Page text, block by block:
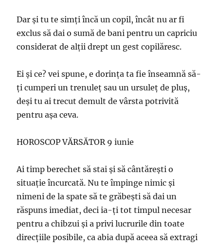
Dar şi tu te simţi încă un copil, încât nu ar fi
exclus să dai o sumă de bani pentru un capriciu
considerat de alţii drept un gest copilăresc.
Ei şi ce? vei spune, e dorinţa ta fie înseamnă să-
ţi cumperi un trenuleţ sau un ursuleţ de pluş,
deşi tu ai trecut demult de vârsta potrivită
pentru aşa ceva.
HOROSCOP VĂRSĂTOR 9 iunie
Ai timp berechet să stai şi să cântăreşti o
situaţie încurcată. Nu te împinge nimic şi
nimeni de la spate să te grăbeşti să dai un
răspuns imediat, deci ia-ţi tot timpul necesar
pentru a chibzui şi a privi lucrurile din toate
direcţiile posibile, ca abia după aceea să extragi